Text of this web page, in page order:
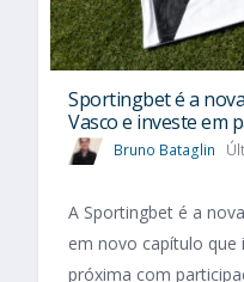
Sportingbet é a
Vasco e investe em
Bruno Bataglin
A Sportingbet é a
em novo capítulo que
próxima com